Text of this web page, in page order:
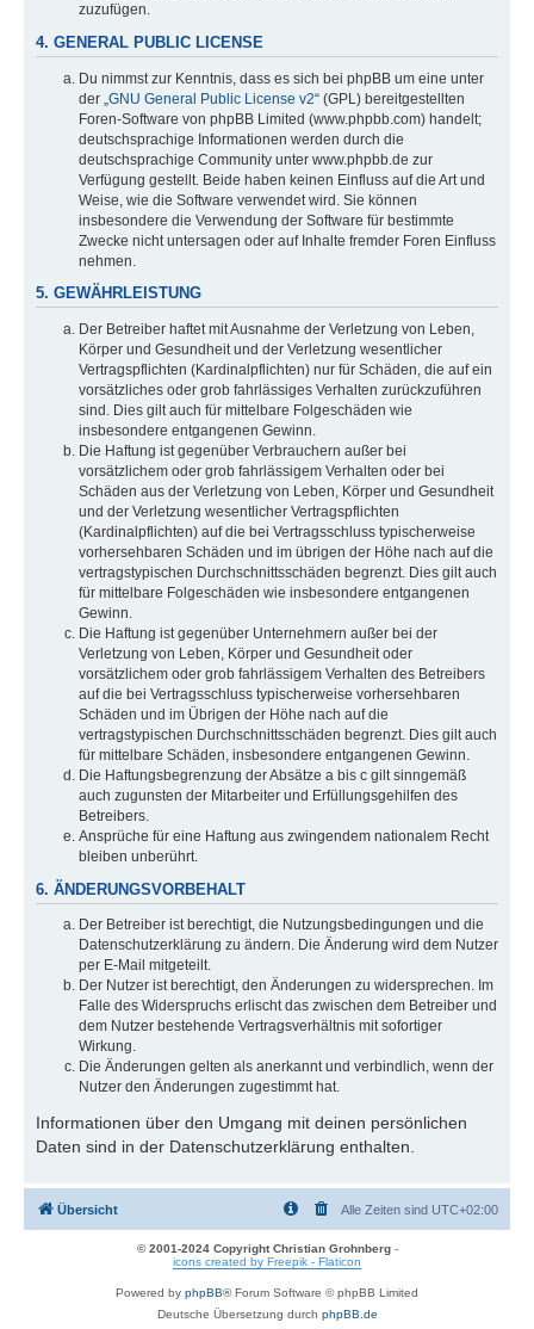
zuzufügen.
4. GENERAL PUBLIC LICENSE
Du nimmst zur Kenntnis, dass es sich bei phpBB um eine unter
der „ GNU General Public License v2“ (GPL) bereitgestellten
Foren-Software von phpBB Limited (www.phpbb.com) handelt;
deutschsprachige Informationen werden durch die
deutschsprachige Community unter www.phpbb.de zur
Verfügung gestellt. Beide haben keinen Einfluss auf die Art und
Weise, wie die Software verwendet wird. Sie können
insbesondere die Verwendung der Software für bestimmte
Zwecke nicht untersagen oder auf Inhalte fremder Foren Einfluss
nehmen.
5. GEWÄHRLEISTUNG
Der Betreiber haftet mit Ausnahme der Verletzung von Leben,
Körper und Gesundheit und der Verletzung wesentlicher
Vertragspflichten (Kardinalpflichten) nur für Schäden, die auf ein
vorsätzliches oder grob fahrlässiges Verhalten zurückzuführen
sind. Dies gilt auch für mittelbare Folgeschäden wie
insbesondere entgangenen Gewinn.
Die Haftung ist gegenüber Verbrauchern außer bei
vorsätzlichem oder grob fahrlässigem Verhalten oder bei
Schäden aus der Verletzung von Leben, Körper und Gesundheit
und der Verletzung wesentlicher Vertragspflichten
(Kardinalpflichten) auf die bei Vertragsschluss typischerweise
vorhersehbaren Schäden und im übrigen der Höhe nach auf die
vertragstypischen Durchschnittsschäden begrenzt. Dies gilt auch
für mittelbare Folgeschäden wie insbesondere entgangenen
Gewinn.
Die Haftung ist gegenüber Unternehmern außer bei der
Verletzung von Leben, Körper und Gesundheit oder
vorsätzlichem oder grob fahrlässigem Verhalten des Betreibers
auf die bei Vertragsschluss typischerweise vorhersehbaren
Schäden und im Übrigen der Höhe nach auf die
vertragstypischen Durchschnittsschäden begrenzt. Dies gilt auch
für mittelbare Schäden, insbesondere entgangenen Gewinn.
Die Haftungsbegrenzung der Absätze a bis c gilt sinngemäß
auch zugunsten der Mitarbeiter und Erfüllungsgehilfen des
Betreibers.
Ansprüche für eine Haftung aus zwingendem nationalem Recht
bleiben unberührt.
6. ÄNDERUNGSVORBEHALT
Der Betreiber ist berechtigt, die Nutzungsbedingungen und die
Datenschutzerklärung zu ändern. Die Änderung wird dem Nutzer
per E-Mail mitgeteilt.
Der Nutzer ist berechtigt, den Änderungen zu widersprechen. Im
Falle des Widerspruchs erlischt das zwischen dem Betreiber und
dem Nutzer bestehende Vertragsverhältnis mit sofortiger
Wirkung.
Die Änderungen gelten als anerkannt und verbindlich, wenn der
Nutzer den Änderungen zugestimmt hat.
Informationen über den Umgang mit deinen persönlichen
Daten sind in der Datenschutzerklärung enthalten.
Übersicht Alle Zeiten sind UTC+02:00
© 2001-2024 Copyright Christian Grohnberg-
icons created by Freepik - Flaticon
Powered by phpBB® Forum Software © phpBB Limited
Deutsche Übersetzung durch phpBB.de